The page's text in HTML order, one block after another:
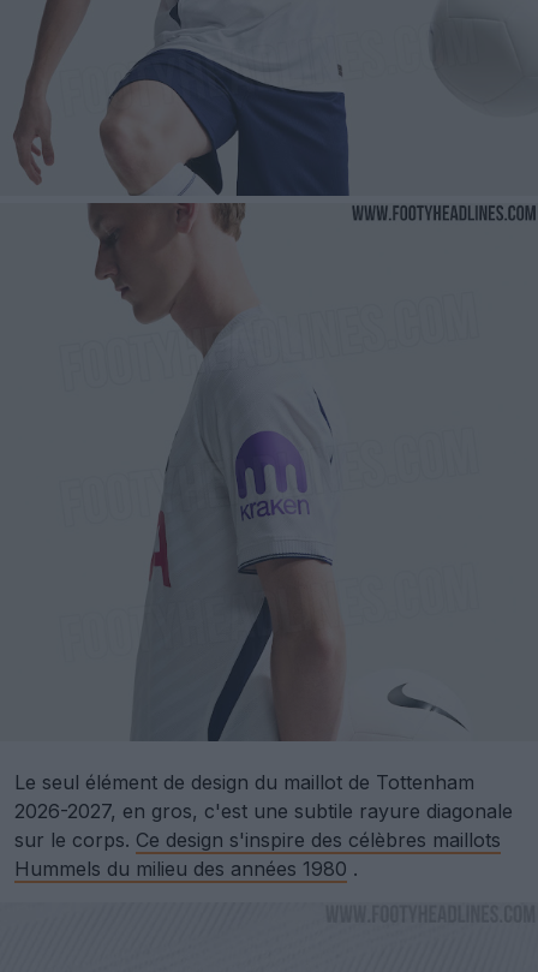
Le seul élément de design du maillot de Tottenham
2026-2027, en gros, c'est une subtile rayure diagonale
sur le corps. Ce design s'inspire des célèbres maillots
Hummels du milieu des années 1980 .